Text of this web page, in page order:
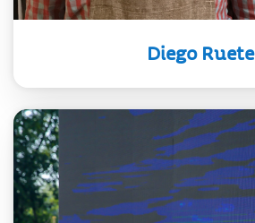
Diego Ruete